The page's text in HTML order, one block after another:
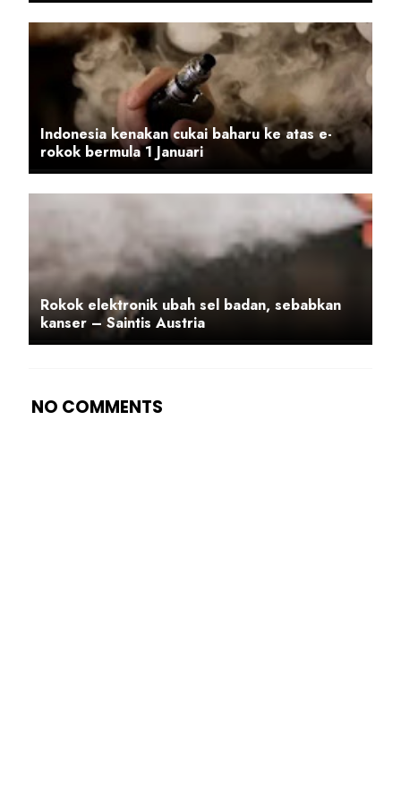
Indonesia kenakan cukai baharu ke atas e-
rokok bermula 1 Januari
Rokok elektronik ubah sel badan, sebabkan
kanser – Saintis Austria
NO COMMENTS